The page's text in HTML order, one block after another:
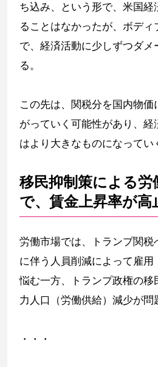
ち込み、という形で、米国経
ることはなかったが、ボデ
で、経済活動に少しずつダメ
る。
この先は、関税分を国内物
がっていく可能性があり、経
はより大きなものになってい
移民抑制策による労
で、賃金上昇率が高
労働市場では、トランプ関税
に伴う人員削減によって雇
悩む一方、トランプ政権の移
力人口（労働供給）減少が問
・・・